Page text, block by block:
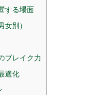
する場面
別）
ブレイク力
適化